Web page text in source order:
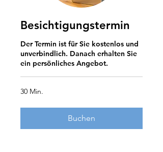
Besichtigungstermin
Der Termin ist für Sie kostenlos und
unverbindlich. Danach erhalten Sie
ein persönliches Angebot.
30 Min.
Buchen